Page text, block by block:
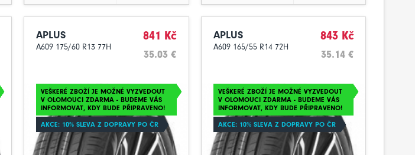
APLUS
A609 175/60 R13 77H
841 Kč
35.03 €
VEŠKERÉ ZBOŽÍ JE MOŽNÉ VYZVEDOUT
V OLOMOUCI ZDARMA - BUDEME VÁS
INFORMOVAT, KDY BUDE PŘIPRAVENO!
AKCE: 10% SLEVA Z DOPRAVY PO ČR
APLUS
A609 165/55 R14 72H
843 Kč
35.14 €
VEŠKERÉ ZBOŽÍ JE MOŽNÉ VYZVEDOUT
V OLOMOUCI ZDARMA - BUDEME VÁS
INFORMOVAT, KDY BUDE PŘIPRAVENO!
AKCE: 10% SLEVA Z DOPRAVY PO ČR